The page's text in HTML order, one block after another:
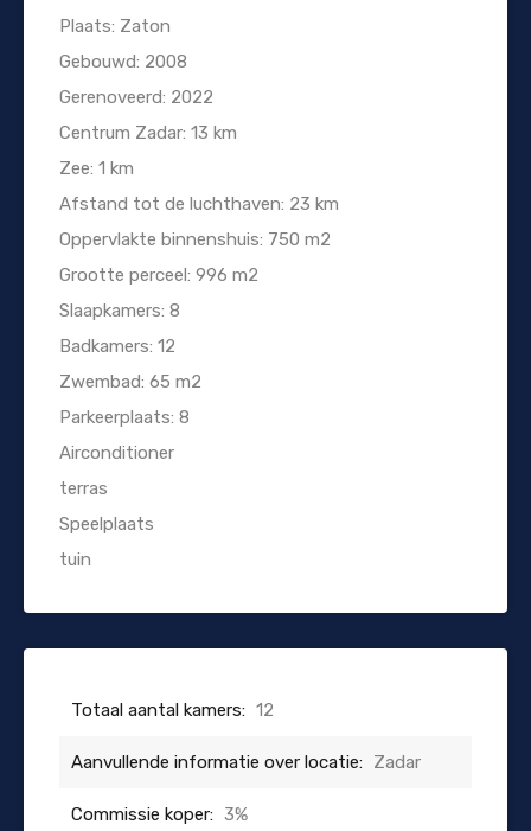
Plaats: Zaton
Gebouwd: 2008
Gerenoveerd: 2022
Centrum Zadar: 13 km
Zee: 1 km
Afstand tot de luchthaven: 23 km
Oppervlakte binnenshuis: 750 m2
Grootte perceel: 996 m2
Slaapkamers: 8
Badkamers: 12
Zwembad: 65 m2
Parkeerplaats: 8
Airconditioner
terras
Speelplaats
tuin
Totaal aantal kamers: 12
Aanvullende informatie over locatie: Zadar
Commissie koper: 3%